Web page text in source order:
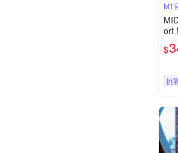
M1
ort
$
挑